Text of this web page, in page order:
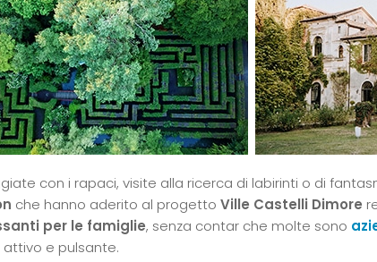
con i rapaci, visite alla ricerca di labirinti o di
che hanno aderito al progetto Ville Castelli Dimore
per le famiglie, senza contar che molte sono
e pulsante.